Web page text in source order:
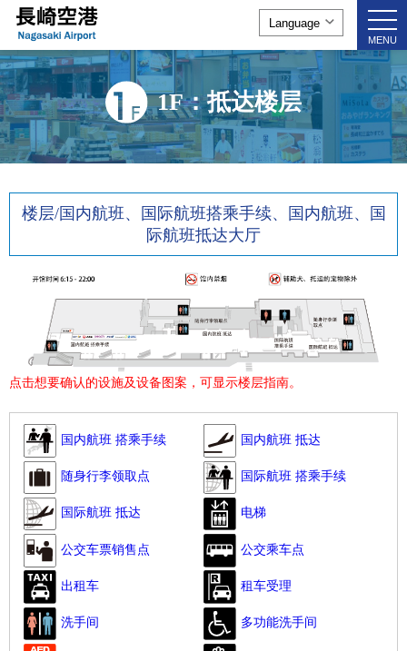
MENU
1F：抵达楼层
楼层/国内航班、国际航班搭乘手续、国内航班、国
际航班抵达大厅
点击想要确认的设施及设备图案，可显示楼层指南。
国内航班 搭乘手续 国内航班 抵达
随身行李领取点 国际航班 搭乘手续
国际航班 抵达 电梯
公交车票销售点 公交乘车点
出租车 租车受理
洗手间 多功能洗手间